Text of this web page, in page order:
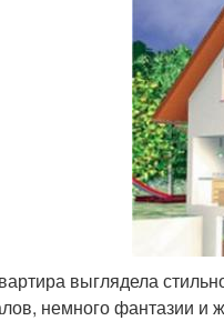
выглядела
немного фантазии и